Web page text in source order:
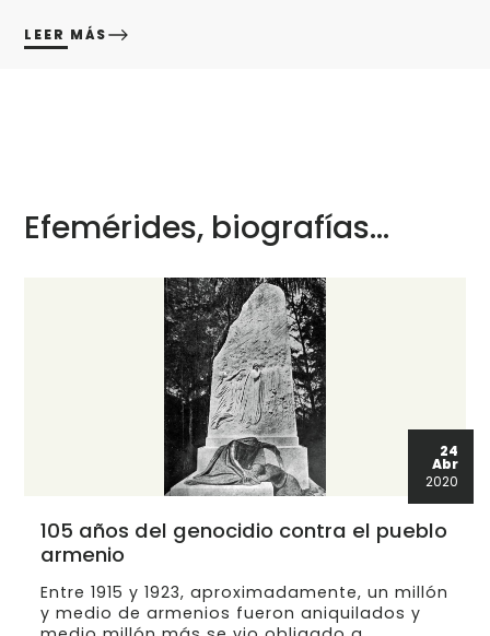
LEER MÁS
Efemérides, biografías...
24
Abr
2020
105 años del genocidio contra el pueblo
armenio
Entre 1915 y 1923, aproximadamente, un millón
y medio de armenios fueron aniquilados y